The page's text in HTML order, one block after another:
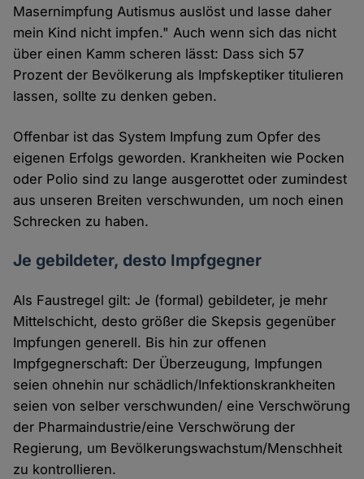
Masernimpfung Autismus auslöst und lasse daher
mein Kind nicht impfen." Auch wenn sich das nicht
über einen Kamm scheren lässt: Dass sich 57
Prozent der Bevölkerung als Impfskeptiker titulieren
lassen, sollte zu denken geben.
Offenbar ist das System Impfung zum Opfer des
eigenen Erfolgs geworden. Krankheiten wie Pocken
oder Polio sind zu lange ausgerottet oder zumindest
aus unseren Breiten verschwunden, um noch einen
Schrecken zu haben.
Je gebildeter, desto Impfgegner
Als Faustregel gilt: Je (formal) gebildeter, je mehr
Mittelschicht, desto größer die Skepsis gegenüber
Impfungen generell. Bis hin zur offenen
Impfgegnerschaft: Der Überzeugung, Impfungen
seien ohnehin nur schädlich/Infektionskrankheiten
seien von selber verschwunden/ eine Verschwörung
der Pharmaindustrie/eine Verschwörung der
Regierung, um Bevölkerungswachstum/Menschheit
zu kontrollieren.